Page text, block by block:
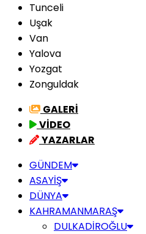
Tunceli
Uşak
Van
Yalova
Yozgat
Zonguldak
GALERİ
VİDEO
YAZARLAR
GÜNDEM
ASAYİŞ
DÜNYA
KAHRAMANMARAŞ
DULKADİROĞLU